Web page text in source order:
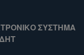
ΣΥΣΤΗΜΑ